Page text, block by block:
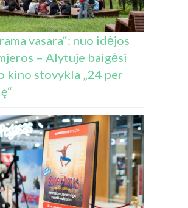
vasara“: nuo idėjos
– Alytuje baigėsi
kino stovykla „24 per